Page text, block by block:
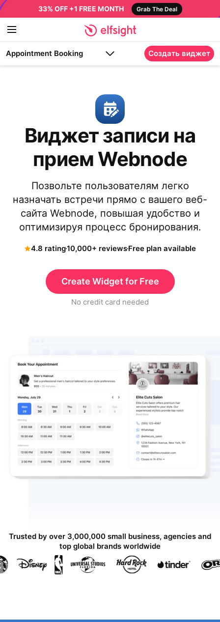
33% OFF +1 FREE MONTH Grab The Deal
Appointment Booking Создать виджет
Виджет записи на
прием Webnode
Позвольте пользователям легко
назначать встречи прямо с вашего веб-
сайта Webnode, повышая удобство и
оптимизируя процесс бронирования.
4.8 rating10,000+ reviewsFree plan available
Create Widget for Free
No credit card needed
Trusted by over 3,000,000 small business, agencies and
top global brands worldwide